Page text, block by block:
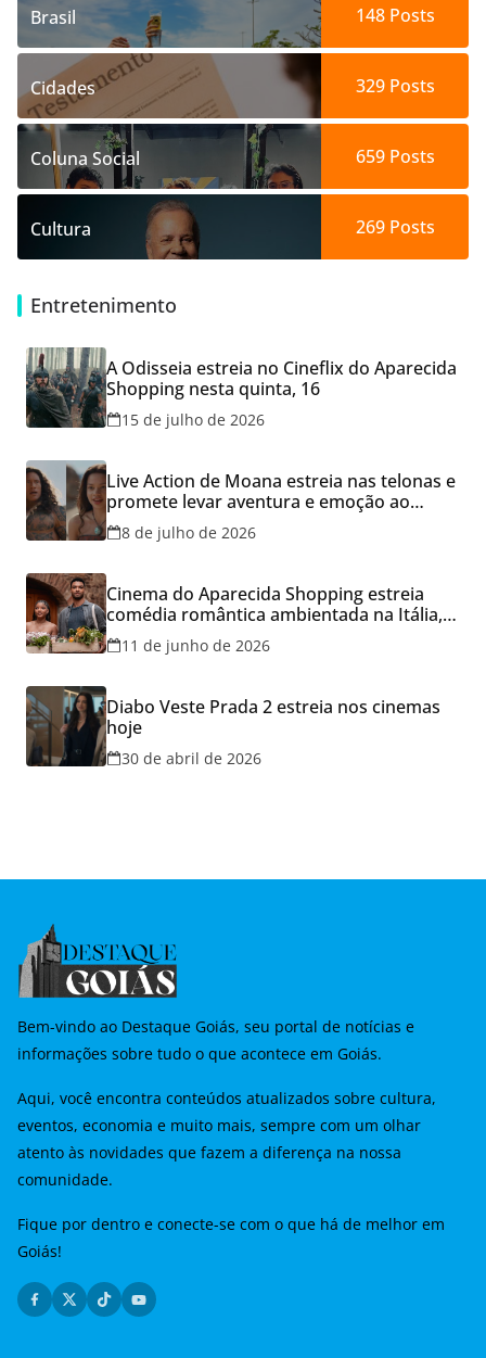
Brasil 148Posts
Cidades 329Posts
Coluna Social 659Posts
Cultura 269Posts
Entretenimento
A Odisseia estreia no Cineflix do Aparecida
Shopping nesta quinta, 16
15 de julho de 2026
Live Action de Moana estreia nas telonas e
promete levar aventura e emoção ao
Cineflix do Aparecida Shopping
8 de julho de 2026
Cinema do Aparecida Shopping estreia
comédia romântica ambientada na Itália,
hoje e lança promoção para o Dia dos
Namorados
11 de junho de 2026
Diabo Veste Prada 2 estreia nos cinemas
hoje
30 de abril de 2026
Bem-vindo ao Destaque Goiás, seu portal de notícias e
informações sobre tudo o que acontece em Goiás.
Aqui, você encontra conteúdos atualizados sobre cultura,
eventos, economia e muito mais, sempre com um olhar
atento às novidades que fazem a diferença na nossa
comunidade.
Fique por dentro e conecte-se com o que há de melhor em
Goiás!